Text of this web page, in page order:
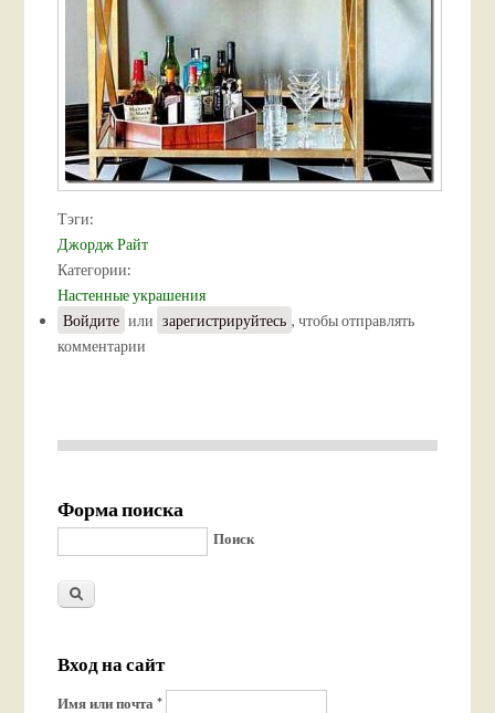
Тэги:
Джордж Райт
Категории:
Настенные украшения
Войдите или зарегистрируйтесь , чтобы отправлять
комментарии
Форма поиска
Поиск
Вход на сайт
Имя или почта*